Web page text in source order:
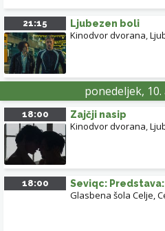
21:15 Ljubezen boli
Kinodvor dvorana,
ponedeljek,
18:00 Zajčji nasip
Kinodvor dvorana,
18:00 Seviqc: Predstava:
Glasbena šola Celje,